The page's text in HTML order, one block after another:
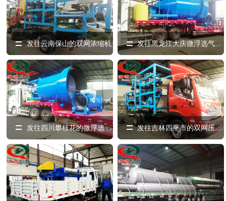
发往云南保山的双网浓缩机 发往黑龙江大庆微浮选气浮机
发往四川攀枝花的微浮选气浮机 发往吉林四平市的双网压滤机